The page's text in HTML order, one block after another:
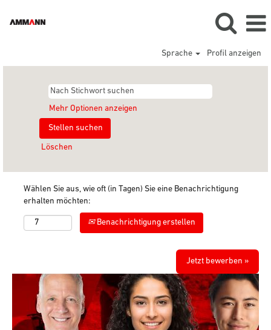
Sprache Profil anzeigen
Mehr Optionen anzeigen
Löschen
Wählen Sie aus, wie oft (in Tagen) Sie eine Benachrichtigung
erhalten möchten:
Benachrichtigung erstellen
Jetzt bewerben »